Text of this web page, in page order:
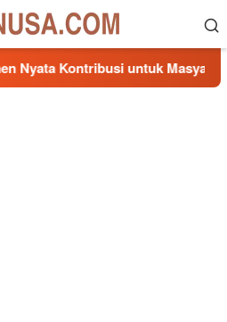
untuk Masyarakat